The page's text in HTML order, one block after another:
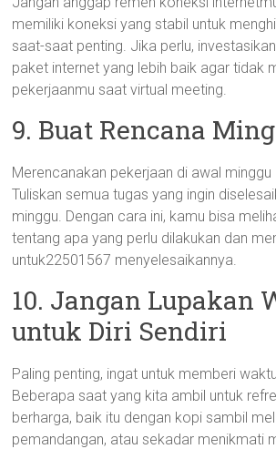
memiliki koneksi yang stabil untuk
saat-saat penting. Jika perlu,
paket internet yang lebih baik agar tidak
pekerjaanmu saat virtual meeting.
9. Buat Rencana
Merencanakan pekerjaan di awal
Tuliskan semua tugas yang ingin
minggu. Dengan cara ini, kamu bisa
tentang apa yang perlu dilakukan dan
untuk22501567 menyelesaikannya.
10. Jangan Lupakan
untuk Diri Sendiri
Paling penting, ingat untuk memberi
Beberapa saat yang kita ambil untuk
berharga, baik itu dengan kopi sambil
pemandangan, atau sekadar menikmati